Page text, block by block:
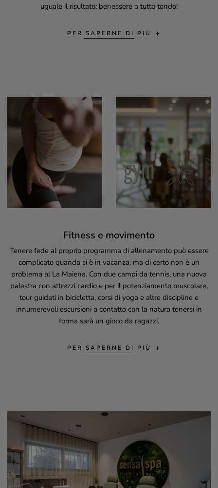
uguale il risultato: benessere a tutto tondo!
PER SAPERNE DI PIÙ
Fitness e movimento
Tenere fede al proprio programma di allenamento può essere
complicato quando si è in vacanza, ma di certo non è un
problema al La Maiena. Con due campi da tennis, una nuova
palestra con attrezzi cardio e per il potenziamento muscolare,
tour guidati in bicicletta, corsi di yoga e altre discipline e
innumerevoli escursioni a contatto con la natura tenersi in
forma sarà un gioco da ragazzi.
PER SAPERNE DI PIÙ